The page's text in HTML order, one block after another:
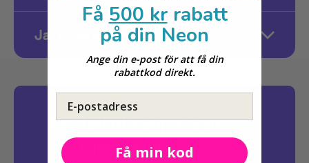
Ja, 1–2 års garanti
Beställ din anpassad
LED-neonskylt
Få 500 krrabatt
på din Neon
Ange din e-post för att få din
rabattkod direkt.
E-postadress
Få min kod